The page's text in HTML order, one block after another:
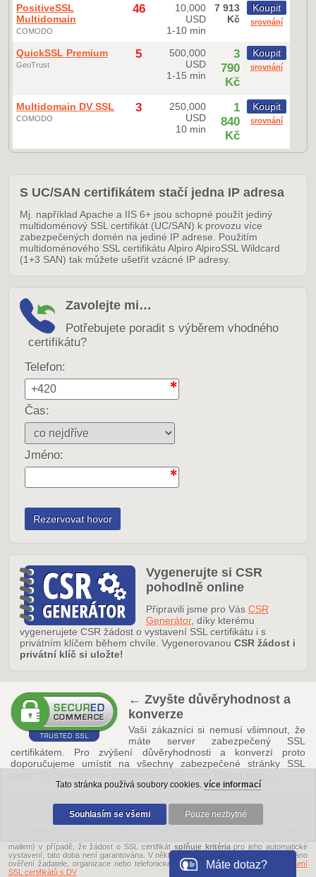
PositiveSSL
Multidomain
COMODO
46
10,000
USD
1-10 min
7 913
Kč
Koupit
srovnání
QuickSSL Premium
GeoTrust
5
500,000
USD
1-15 min
3
790
Kč
Koupit
srovnání
Multidomain DV SSL
COMODO
3
250,000
USD
10 min
1
840
Kč
Koupit
srovnání
S UC/SAN certifikátem stačí jedna IP adresa
Mj. například Apache a IIS 6+ jsou schopné použít jediný
multidoménový SSL certifikát (UC/SAN) k provozu více
zabezpečených domén na jediné IP adrese. Použitím
multidoménového SSL certifikátu Alpiro AlpiroSSL Wildcard
(1+3 SAN) tak můžete ušetřit vzácné IP adresy.
Zavolejte mi…
Potřebujete poradit s výběrem vhodného
certifikátu?
Telefon:
Čas:
Jméno:
Vygenerujte si CSR
pohodlně online
Připravili jsme pro Vás CSR
Generátor, díky kterému
vygenerujete CSR žádost o vystavení SSL certifikátu i s
privátním klíčem během chvíle. Vygenerovanou CSR žádost i
privátní klíč si uložte!
← Zvyšte důvěryhodnost a
konverze
Vaši zákazníci si nemusí všimnout, že
máte server zabezpečený SSL
certifikátem. Pro zvýšení důvěryhodnosti a konverzí proto
doporučujeme umístit na všechny zabezpečené stránky SSL
mailem) v případě, že žádost o SSL certifikát splňuje kritériapro jeho automatické
vystavení; tato doba není garantována. V některých případech může být vyžadováno
ověření žadatele, organizace nebo telefonické ověření. Čtětevíce o ručním ověření
SSL certifikátů s DV
Máte dotaz?
Tato stránka používá soubory cookies. více informací
Souhlasím se všemi Pouze nezbytné